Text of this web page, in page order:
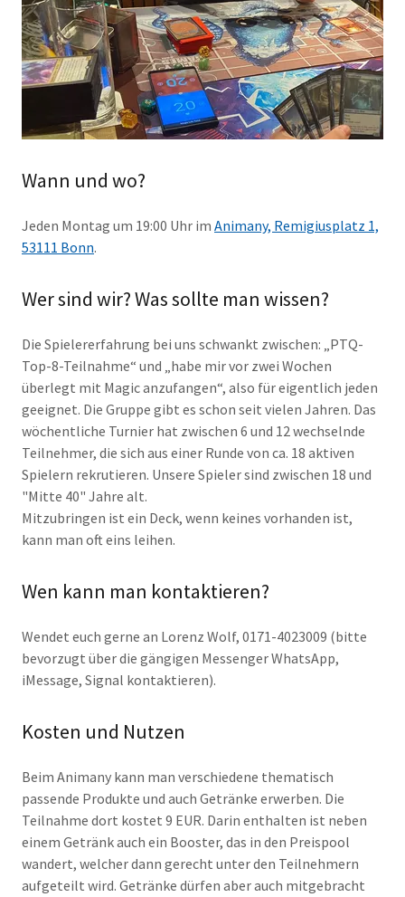
Wann und wo?
Jeden Montag um 19:00 Uhr im Animany, Remigiusplatz 1,
53111 Bonn.
Wer sind wir? Was sollte man wissen?
Die Spielererfahrung bei uns schwankt zwischen: „PTQ-
Top-8-Teilnahme“ und „habe mir vor zwei Wochen
überlegt mit Magic anzufangen“, also für eigentlich jeden
geeignet. Die Gruppe gibt es schon seit vielen Jahren. Das
wöchentliche Turnier hat zwischen 6 und 12 wechselnde
Teilnehmer, die sich aus einer Runde von ca. 18 aktiven
Spielern rekrutieren. Unsere Spieler sind zwischen 18 und
"Mitte 40" Jahre alt.
Mitzubringen ist ein Deck, wenn keines vorhanden ist,
kann man oft eins leihen.
Wen kann man kontaktieren?
Wendet euch gerne an Lorenz Wolf, 0171-4023009 (bitte
bevorzugt über die gängigen Messenger WhatsApp,
iMessage, Signal kontaktieren).
Kosten und Nutzen
Beim Animany kann man verschiedene thematisch
passende Produkte und auch Getränke erwerben. Die
Teilnahme dort kostet 9 EUR. Darin enthalten ist neben
einem Getränk auch ein Booster, das in den Preispool
wandert, welcher dann gerecht unter den Teilnehmern
aufgeteilt wird. Getränke dürfen aber auch mitgebracht